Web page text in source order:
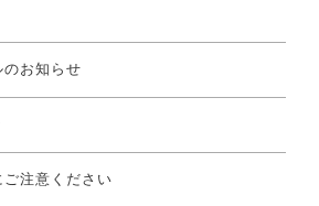
のお知らせ
注意ください